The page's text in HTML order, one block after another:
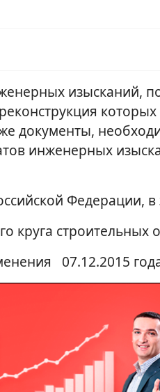
изысканий,
которых
документы,
инженерных
Федерации,
круга строительных
07.12.2015